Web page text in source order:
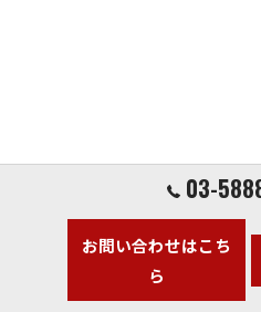
03-
お問い合わせはこち
ら